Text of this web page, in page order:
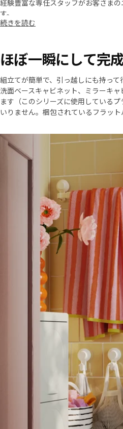
経験豊富な専任スタッフがお客さま
す。
続きを読む
ほぼ一瞬にして完
組立てが簡単で、引っ越しにも持っ
洗面ベースキャビネット、ミラーキ
ます（このシリーズに使用している
いりません。梱包されているフラッ